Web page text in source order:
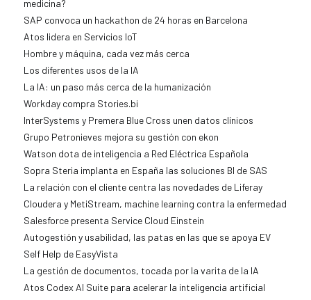
medicina?
SAP convoca un hackathon de 24 horas en Barcelona
Atos lidera en Servicios IoT
Hombre y máquina, cada vez más cerca
Los diferentes usos de la IA
La IA: un paso más cerca de la humanización
Workday compra Stories.bi
InterSystems y Premera Blue Cross unen datos clínicos
Grupo Petronieves mejora su gestión con ekon
Watson dota de inteligencia a Red Eléctrica Española
Sopra Steria implanta en España las soluciones BI de SAS
La relación con el cliente centra las novedades de Liferay
Cloudera y MetiStream, machine learning contra la enfermedad
Salesforce presenta Service Cloud Einstein
Autogestión y usabilidad, las patas en las que se apoya EV
Self Help de EasyVista
La gestión de documentos, tocada por la varita de la IA
Atos Codex AI Suite para acelerar la inteligencia artificial